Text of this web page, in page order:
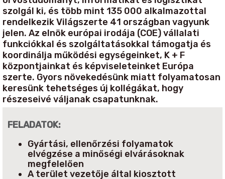
szolgál ki, és több mint 135 000 alkalmazottal
rendelkezik Világszerte 41 országban vagyunk
jelen. Az elnök európai irodája (COE) vállalati
funkciókkal és szolgáltatásokkal támogatja és
koordinálja működési egységeinket, K + F
központjainkat és képviseleteinket Európa
szerte. Gyors növekedésünk miatt folyamatosan
keresünk tehetséges új kollégákat, hogy
részeseivé váljanak csapatunknak.
FELADATOK:
Gyártási, ellenőrzési folyamatok
elvégzése a minőségi elvárásoknak
megfelelően
A terület vezetője által kiosztott